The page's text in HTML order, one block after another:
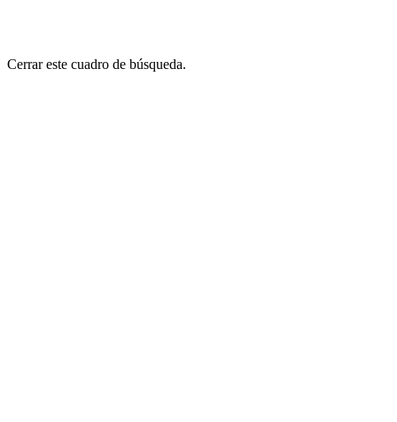
Cerrar este cuadro de búsqueda.